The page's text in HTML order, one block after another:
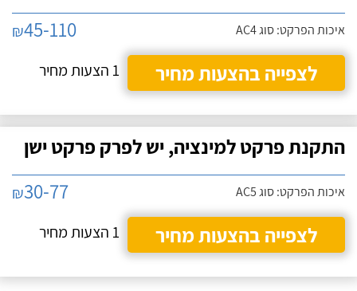
איכות הפרקט: סוג AC4 ₪45-110
לצפייה בהצעות מחיר
1 הצעות מחיר
התקנת פרקט למינציה, יש לפרק פרקט ישן
איכות הפרקט: סוג AC5 ₪30-77
לצפייה בהצעות מחיר
1 הצעות מחיר